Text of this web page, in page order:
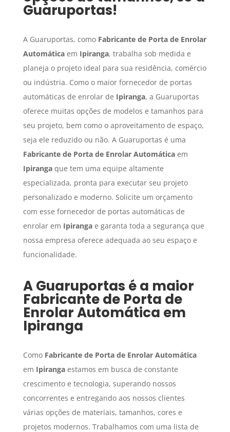
Guaruportas!
A Guaruportas, como Fabricante de Porta de Enrolar
Automáticaem Ipiranga, trabalha sob medida e
planeja o projeto ideal para sua residência, comércio
ou indústria. Como o maior fornecedor de portas
automáticas de enrolar de Ipiranga, a Guaruportas
oferece muitas opções de modelos e tamanhos para
seu projeto, bem como o aproveitamento de espaço,
seja ele reduzido ou não. A Guaruportas é uma
Fabricante de Porta de Enrolar Automáticaem
Ipirangaque tem uma equipe altamente
especializada, pronta para executar seu projeto
personalizado e moderno. Solicite um orçamento
com esse fornecedor de portas automáticas de
enrolar em Ipirangae garanta toda a segurança que
nossa empresa oferece adequada ao seu espaço e
funcionalidade.
A Guaruportas é a maior
Fabricante de Porta de
Enrolar Automática em
Ipiranga
Como Fabricante de Porta de Enrolar Automática
em Ipirangaestamos em busca de constante
crescimento e tecnologia, superando nossos
concorrentes e entregando aos nossos clientes
várias opções de materiais, tamanhos, cores e
projetos modernos. Trabalhamos com uma lista de